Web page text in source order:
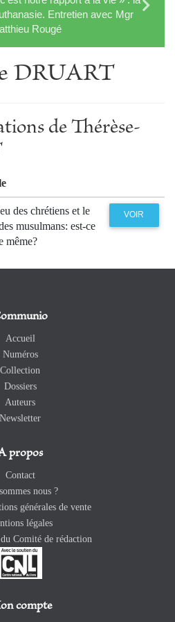
Entretien avec Mgr
Rougé
DRUART
de Thérèse-
des chrétiens et le
musulmans: est-ce
même?
VOIR
Accueil
Numéros
Collection
Dossiers
Auteurs
Newsletter
propos
Contact
nous ?
générales de vente
légales
Comité de rédaction
compte